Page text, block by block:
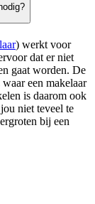
) werkt voor
dat er niet
gaat worden. De
een makelaar
is daarom ook
niet teveel te
bij een